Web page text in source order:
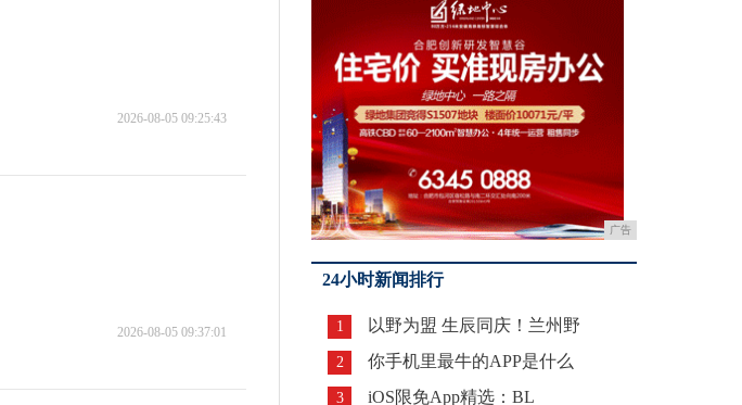
2026-08-05 09:25:43
2026-08-05 09:37:01
广告
24小时新闻排行
1 以野为盟 生辰同庆！兰州野
2 你手机里最牛的APP是什么
3 iOS限免App精选：BL